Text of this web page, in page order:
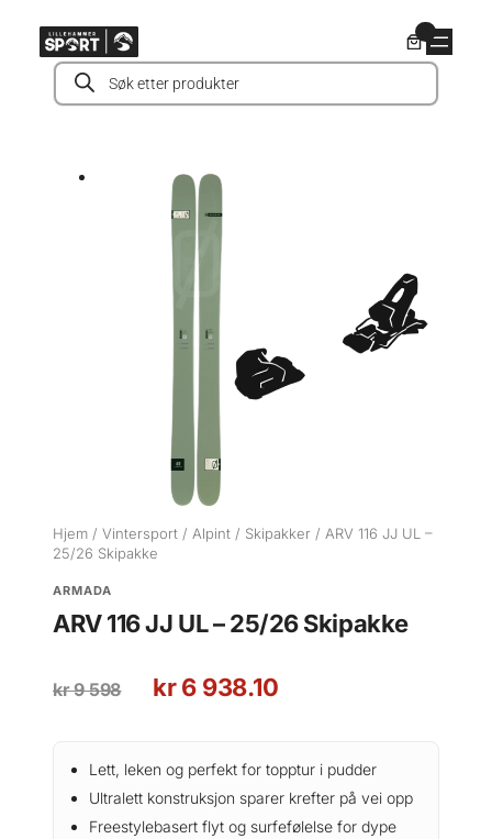
innholdProducts
search
Hjem / Vintersport / Alpint / Skipakker / ARV 116 JJ UL –
25/26 Skipakke
ARMADA
ARV 116 JJ UL – 25/26 Skipakke
kr9 598
O
r
i
n
kr6 938.10N
æ
r
e
Lett, leken og perfekt for topptur i pudder
Ultralett konstruksjon sparer krefter på vei opp
Freestylebasert flyt og surfefølelse for dype